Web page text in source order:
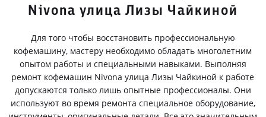
Nivona улица Лизы Чайкиной
Для того чтобы восстановить профессиональную
кофемашину, мастеру необходимо обладать многолетним
опытом работы и специальными навыками. Выполняя
ремонт кофемашин Nivona улица Лизы Чайкиной к работе
допускаются только лишь опытные профессионалы. Они
используют во время ремонта специальное оборудование,